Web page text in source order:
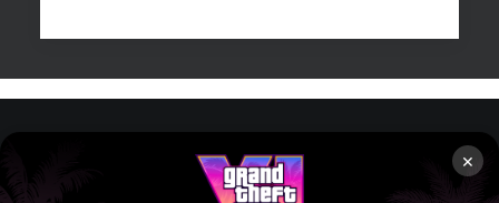
×
Rockstar Mag’, Copyright © 2013-2026 – Tous droits réservés –